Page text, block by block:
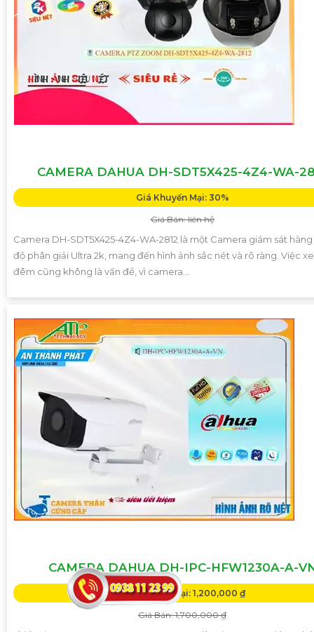
CAMERA DAHUA DH-SDT5X425-4Z4-WA-
Giá Khuyến Mại: 30%
Giá Bán: liên hệ
Camera DH-SDT5X425-4Z4-WA-2812 là một Camera giám sát
độ phân giải Ultra 2k, mang đến hình ảnh sắc nét và rõ ràng. Việc
đêm cũng không là vấn đề, vì camera...
CAMERA DAHUA DH-IPC-HFW1230A-A-
Giá Khuyến Mại: 1,200,000 ₫
Giá Bán: 1,700,000 ₫